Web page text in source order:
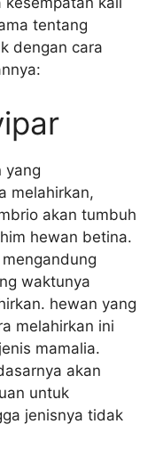
tentang
dengan cara
yang
melahirkan,
akan tumbuh
hewan betina.
waktunya
hewan yang
melahirkan ini
mamalia.
akan
untuk
jenisnya tidak